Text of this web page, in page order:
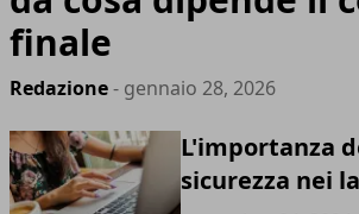
finale
Redazione- gennaio 28, 2026
L'importanza
sicurezza nei